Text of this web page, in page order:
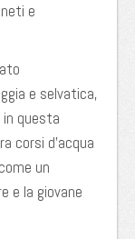
e
e selvatica,
questa
corsi d’acqua
un
e la giovane